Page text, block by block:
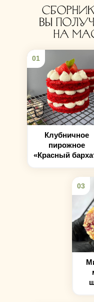
Клубничное
пирожное
«Красный
01
03